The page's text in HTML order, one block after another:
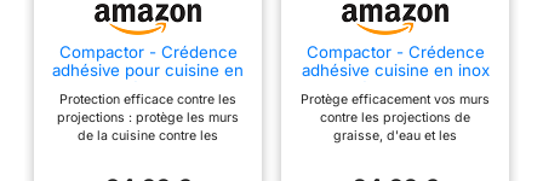
Compactor - Crédence
adhésive pour cuisine en
Plaque anti projections
murale aimantée -
Protection murale cuisine
Protection efficace contre les
projections : protège les murs
de la cuisine contre les
Compactor - Crédence
adhésive cuisine en inox
Plaque anti projections à
coller au mur - Crédence
cuisine aimantée -
Protège efficacement vos murs
contre les projections de
graisse, d'eau et les